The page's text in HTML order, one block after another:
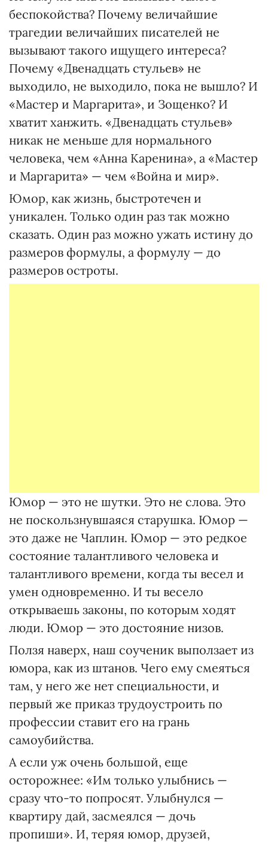
беспокойства? Почему величайшие
трагедии величайших писателей не
вызывают такого ищущего интереса?
Почему «Двенадцать стульев» не
выходило, не выходило, пока не вышло? И
«Мастер и Маргарита», и Зощенко? И
хватит ханжить. «Двенадцать стульев»
никак не меньше для нормального
человека, чем «Анна Каренина», а «Мастер
и Маргарита» — чем «Война и мир».
Юмор, как жизнь, быстротечен и
уникален. Только один раз так можно
сказать. Один раз можно ужать истину до
размеров формулы, а формулу — до
размеров остроты.
Юмор — это не шутки. Это не слова. Это
не поскользнувшаяся старушка. Юмор —
это даже не Чаплин. Юмор — это редкое
состояние талантливого человека и
талантливого времени, когда ты весел и
умен одновременно. И ты весело
открываешь законы, по которым ходят
люди. Юмор — это достояние низов.
Ползя наверх, наш соученик выползает из
юмора, как из штанов. Чего ему смеяться
там, у него же нет специальности, и
первый же приказ трудоустроить по
профессии ставит его на грань
самоубийства.
А если уж очень большой, еще
осторожнее: «Им только улыбнись —
сразу что-то попросят. Улыбнулся —
квартиру дай, засмеялся — дочь
пропиши». И, теряя юмор, друзей,